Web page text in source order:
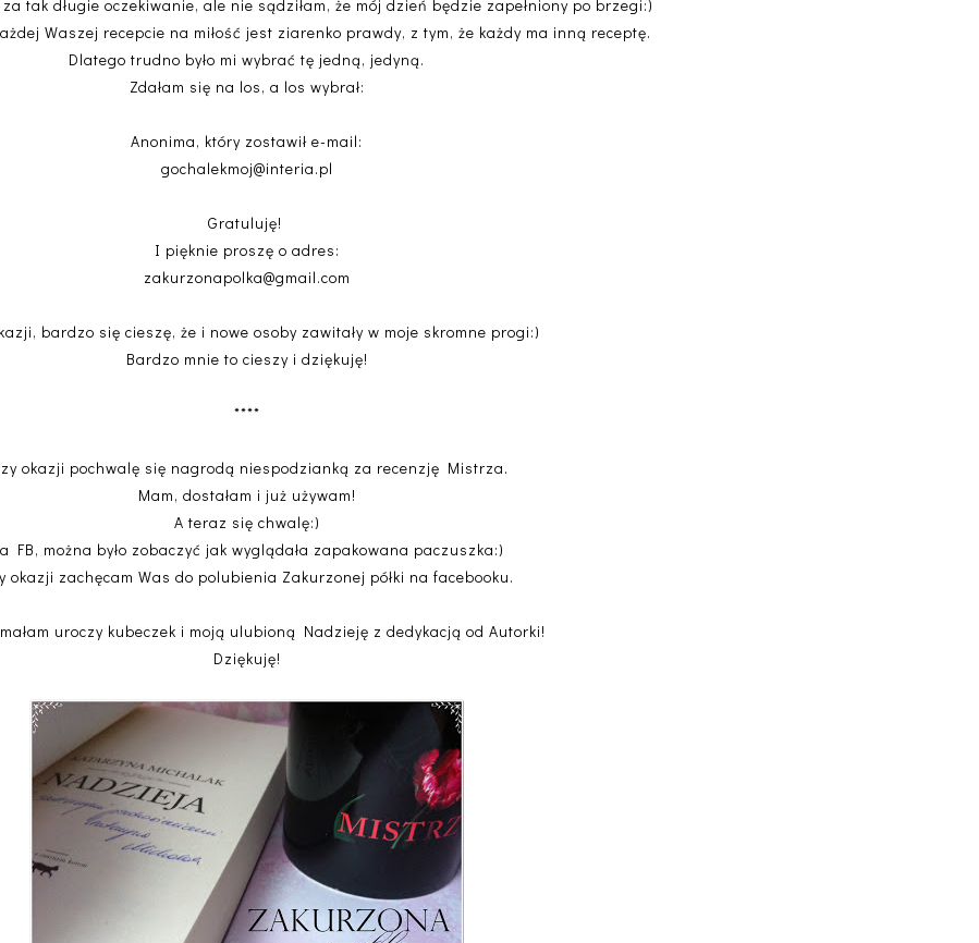
tak długie oczekiwanie, ale nie sądziłam, że mój dzień będzie zapełniony po brzegi:)
Waszej recepcie na miłość jest ziarenko prawdy, z tym, że każdy ma inną receptę.
Dlatego trudno było mi wybrać tę jedną, jedyną.
Zdałam się na los, a los wybrał:
Anonima, który zostawił e-mail:
gochalekmoj@interia.pl
Gratuluję!
I pięknie proszę o adres:
zakurzonapolka@gmail.com
bardzo się cieszę, że i nowe osoby zawitały w moje skromne progi:)
Bardzo mnie to cieszy i dziękuję!
****
okazji pochwalę się nagrodą niespodzianką za recenzję Mistrza.
Mam, dostałam i już używam!
A teraz się chwalę:)
FB, można było zobaczyć jak wyglądała zapakowana paczuszka:)
okazji zachęcam Was do polubienia Zakurzonej półki na facebooku.
uroczy kubeczek i moją ulubioną Nadzieję z dedykacją od Autorki!
Dziękuję!